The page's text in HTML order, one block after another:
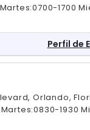
1700
Perfil de
Orlando,
1930